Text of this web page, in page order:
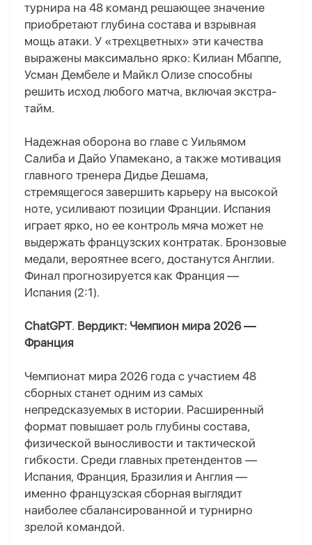
турнира на 48 команд решающее значение
приобретают глубина состава и взрывная
мощь атаки. У «трехцветных» эти качества
выражены максимально ярко: Килиан Мбаппе,
Усман Дембеле и Майкл Олизе способны
решить исход любого матча, включая экстра-
тайм.
Надежная оборона во главе с Уильямом
Салиба и Дайо Упамекано, а также мотивация
главного тренера Дидье Дешама,
стремящегося завершить карьеру на высокой
ноте, усиливают позиции Франции. Испания
играет ярко, но ее контроль мяча может не
выдержать французских контратак. Бронзовые
медали, вероятнее всего, достанутся Англии.
Финал прогнозируется как Франция —
Испания (2:1).
ChatGPT. Вердикт: Чемпион мира 2026 —
Франция
Чемпионат мира 2026 года с участием 48
сборных станет одним из самых
непредсказуемых в истории. Расширенный
формат повышает роль глубины состава,
физической выносливости и тактической
гибкости. Среди главных претендентов —
Испания, Франция, Бразилия и Англия —
именно французская сборная выглядит
наиболее сбалансированной и турнирно
зрелой командой.